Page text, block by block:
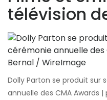
télévision
Dolly Parton se produit sur
annuelle des CMA Awards